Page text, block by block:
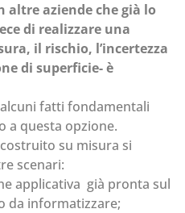
aziende che già lo
di realizzare una
il rischio, l’incertezza
di superficie- è
fatti fondamentali
a questa opzione.
su misura si
scenari:
applicativa già pronta sul
da informatizzare;